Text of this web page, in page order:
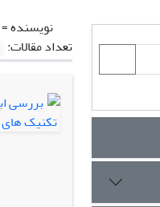
نویسنده =
تعداد مقالات: